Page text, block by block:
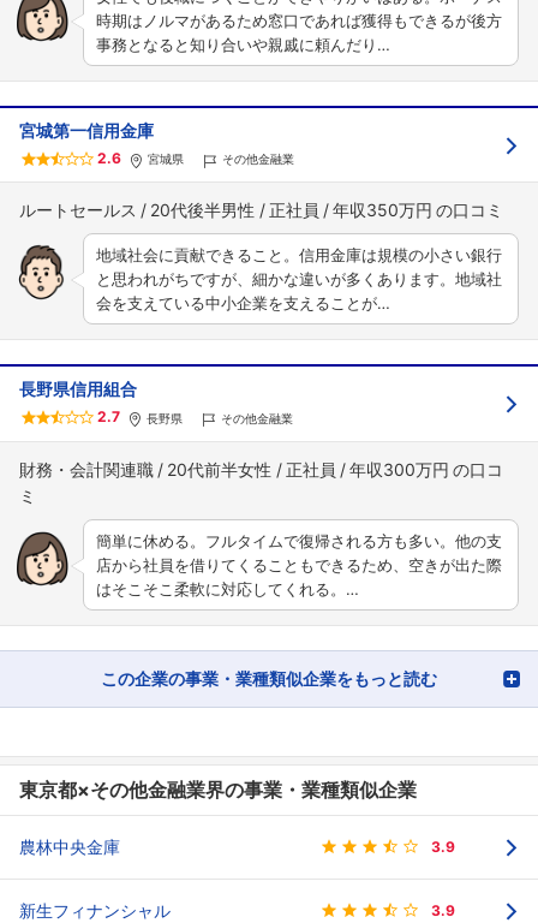
時期はノルマがあるため窓口であれば獲得もできるが後方
事務となると知り合いや親戚に頼んだり…
宮城第一信用金庫
2.6 宮城県 その他金融業
ルートセールス 20代後半男性 正社員 年収350万円
地域社会に貢献できること。信用金庫は規模の小さい銀行
と思われがちですが、細かな違いが多くあります。地域社
会を支えている中小企業を支えることが…
長野県信用組合
2.7 長野県 その他金融業
財務・会計関連職 20代前半女性 正社員 年収300万円
簡単に休める。フルタイムで復帰される方も多い。他の支
店から社員を借りてくることもできるため、空きが出た際
はそこそこ柔軟に対応してくれる。…
この企業の事業・業種類似企業をもっと読む
東京都×その他金融業界の事業・業種類似企業
農林中央金庫 3.9
新生フィナンシャル 3.9